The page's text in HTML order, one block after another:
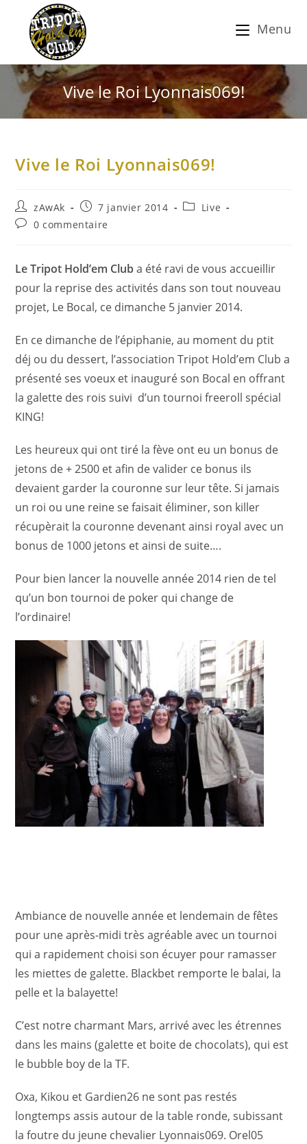
Menu
Vive le Roi Lyonnais069!
Vive le Roi Lyonnais069!
zAwAk 7 janvier 2014
Live
0 commentaire
Le Tripot Hold’em Cluba été ravi de vous accueillir
pour la reprise des activités dans son tout nouveau
projet, Le Bocal, ce dimanche 5 janvier 2014.
En ce dimanche de l’épiphanie, au moment du ptit
déj ou du dessert, l’association Tripot Hold’em Club a
présenté ses voeux et inauguré son Bocal en offrant
la galette des rois suivi d’un tournoi freeroll spécial
KING!
Les heureux qui ont tiré la fève ont eu un bonus de
jetons de + 2500 et afin de valider ce bonus ils
devaient garder la couronne sur leur tête. Si jamais
un roi ou une reine se faisait éliminer, son killer
récupèrait la couronne devenant ainsi royal avec un
bonus de 1000 jetons et ainsi de suite….
Pour bien lancer la nouvelle année 2014 rien de tel
qu’un bon tournoi de poker qui change de
l’ordinaire!
Ambiance de nouvelle année et lendemain de fêtes
pour une après-midi très agréable avec un tournoi
qui a rapidement choisi son écuyer pour ramasser
les miettes de galette. Blackbet remporte le balai, la
pelle et la balayette!
C’est notre charmant Mars, arrivé avec les étrennes
dans les mains (galette et boite de chocolats), qui est
le bubble boy de la TF.
Oxa, Kikou et Gardien26 ne sont pas restés
longtemps assis autour de la table ronde, subissant
la foutre du jeune chevalier Lyonnais069. Orel05